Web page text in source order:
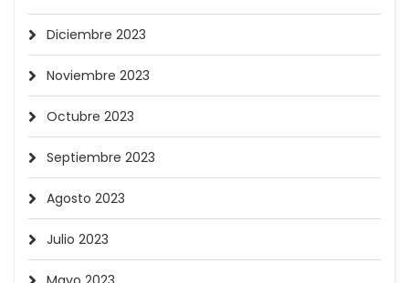
Diciembre 2023
Noviembre 2023
Octubre 2023
Septiembre 2023
Agosto 2023
Julio 2023